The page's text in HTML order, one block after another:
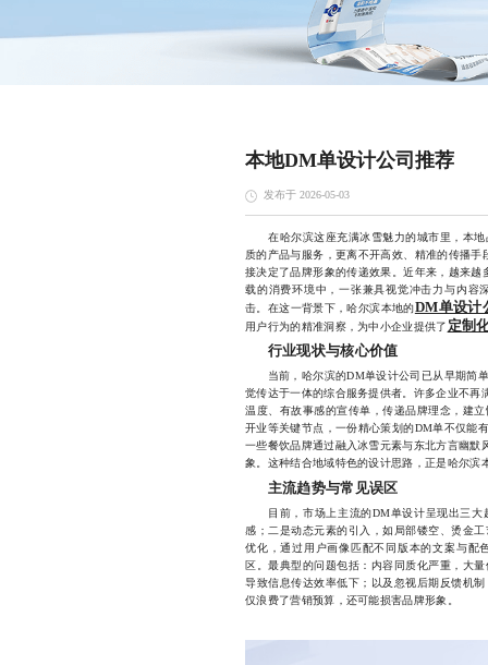
本地DM单设计公司推荐
发布于 2026-05-03
在哈尔滨这座充满冰雪魅力的城市里，本地
质的产品与服务，更离不开高效、精准的传播
接决定了品牌形象的传递效果。近年来，越来
载的消费环境中，一张兼具视觉冲击力与内容
击。在这一背景下，哈尔滨本地的DM单设计
用户行为的精准洞察，为中小企业提供了 定制
行业现状与核心价值
当前，哈尔滨的DM单设计公司已从早期简单
觉传达于一体的综合服务提供者。许多企业不再
温度、有故事感的宣传单，传递品牌理念，建
开业等关键节点，一份精心策划的DM单不仅能
一些餐饮品牌通过融入冰雪元素与东北方言幽默
象。这种结合地域特色的设计思路，正是哈尔
主流趋势与常见误区
目前，市场上主流的DM单设计呈现出三大
感；二是动态元素的引入，如局部镂空、烫金
优化，通过用户画像匹配不同版本的文案与配
区。最典型的问题包括：内容同质化严重，大
导致信息传达效率低下；以及忽视后期反馈机
仅浪费了营销预算，还可能损害品牌形象。